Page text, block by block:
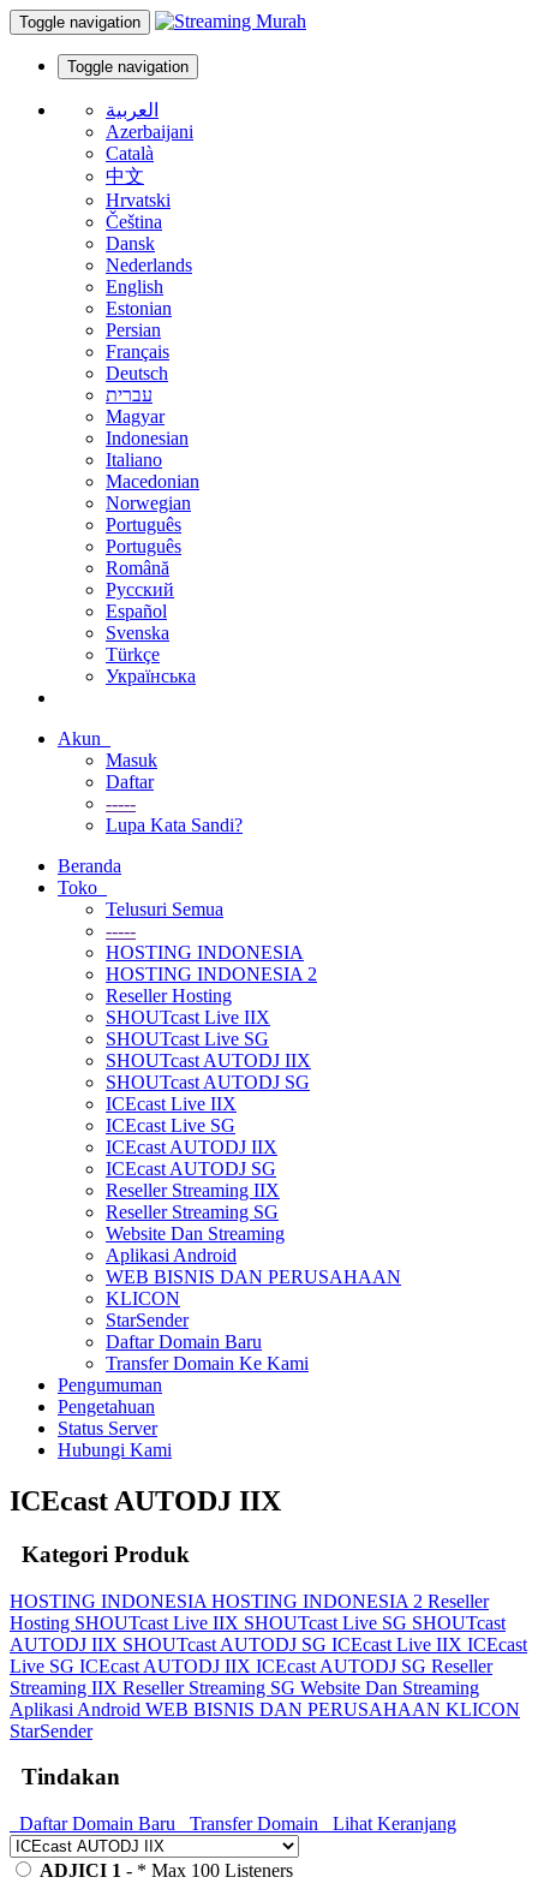
Toggle navigation
Toggle navigation
العربية
Azerbaijani
Català
中文
Hrvatski
Čeština
Dansk
Nederlands
English
Estonian
Persian
Français
Deutsch
עברית
Magyar
Indonesian
Italiano
Macedonian
Norwegian
Português
Português
Română
Русский
Español
Svenska
Türkçe
Українська
Akun
Masuk
Daftar
-----
Lupa Kata Sandi?
Beranda
Toko
Telusuri Semua
-----
HOSTING INDONESIA
HOSTING INDONESIA 2
Reseller Hosting
SHOUTcast Live IIX
SHOUTcast Live SG
SHOUTcast AUTODJ IIX
SHOUTcast AUTODJ SG
ICEcast Live IIX
ICEcast Live SG
ICEcast AUTODJ IIX
ICEcast AUTODJ SG
Reseller Streaming IIX
Reseller Streaming SG
Website Dan Streaming
Aplikasi Android
WEB BISNIS DAN PERUSAHAAN
KLICON
StarSender
Daftar Domain Baru
Transfer Domain Ke Kami
Pengumuman
Pengetahuan
Status Server
Hubungi Kami
ICEcast AUTODJ IIX
Kategori Produk
HOSTING INDONESIA HOSTING INDONESIA 2 Reseller
Hosting SHOUTcast Live IIX SHOUTcast Live SG SHOUTcast
AUTODJ IIX SHOUTcast AUTODJ SG ICEcast Live IIX ICEcast
Live SG ICEcast AUTODJ IIX ICEcast AUTODJ SG Reseller
Streaming IIX Reseller Streaming SG Website Dan Streaming
Aplikasi Android WEB BISNIS DAN PERUSAHAAN KLICON
StarSender
Tindakan
Daftar Domain Baru Transfer Domain Lihat Keranjang
ADJICI 1 - * Max 100 Listeners